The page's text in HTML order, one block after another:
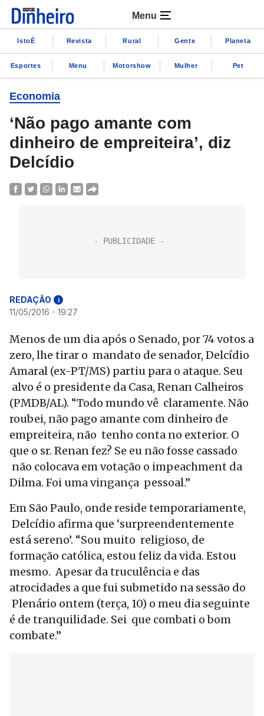
Menu
IstoÉ Revista Rural Gente Planeta
Esportes Menu Motorshow Mulher Pet
Economia
‘Não pago amante com
dinheiro de empreiteira’, diz
Delcídio
REDAÇÃO i
11/05/2016 - 19:27
Menos de um dia após o Senado, por 74 votos a
zero, lhe tirar o mandato de senador, Delcídio
Amaral (ex-PT/MS) partiu para o ataque. Seu
alvo é o presidente da Casa, Renan Calheiros
(PMDB/AL). “Todo mundo vê claramente. Não
roubei, não pago amante com dinheiro de
empreiteira, não tenho conta no exterior. O
que o sr. Renan fez? Se eu não fosse cassado
não colocava em votação o impeachment da
Dilma. Foi uma vingança pessoal.”
Em São Paulo, onde reside temporariamente,
Delcídio afirma que ‘surpreendentemente
está sereno’. “Sou muito religioso, de
formação católica, estou feliz da vida. Estou
mesmo. Apesar da truculência e das
atrocidades a que fui submetido na sessão do
Plenário ontem (terça, 10) o meu dia seguinte
é de tranquilidade. Sei que combati o bom
combate.”